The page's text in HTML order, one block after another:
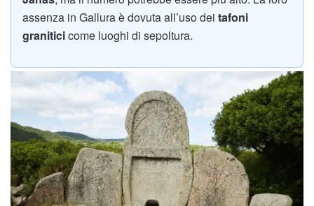
assenza in Gallura è dovuta all’uso dei tafoni
graniticicome luoghi di sepoltura.